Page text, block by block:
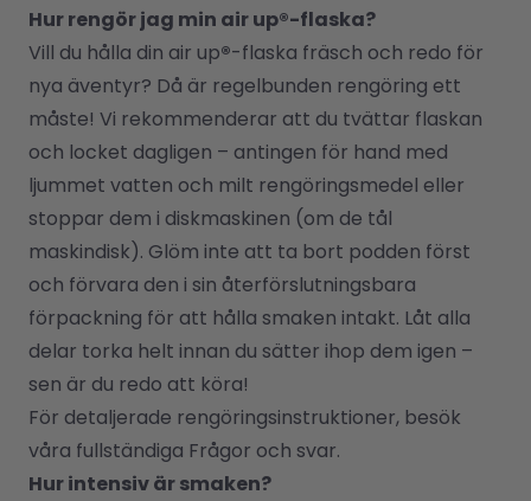
Hur rengör jag min air up®-flaska?
Vill du hålla din air up®-flaska fräsch och redo för
nya äventyr? Då är regelbunden rengöring ett
måste! Vi rekommenderar att du tvättar flaskan
och locket dagligen – antingen för hand med
ljummet vatten och milt rengöringsmedel eller
stoppar dem i diskmaskinen (om de tål
maskindisk). Glöm inte att ta bort podden först
och förvara den i sin återförslutningsbara
förpackning för att hålla smaken intakt. Låt alla
delar torka helt innan du sätter ihop dem igen –
sen är du redo att köra!
För detaljerade rengöringsinstruktioner, besök
våra fullständiga Frågor och svar.
Hur intensiv är smaken?